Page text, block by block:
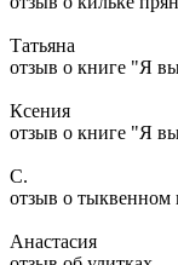
Татьяна
отзыв о книге "Я
Ксения
отзыв о книге "Я
С.
отзыв о тыквенном
Анастасия